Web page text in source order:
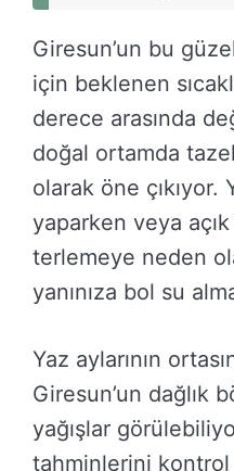
Giresun’un bu
için beklenen
derece arasında
doğal ortamda
olarak öne
yaparken veya
terlemeye neden
yanınıza bol su
Yaz aylarının
Giresun’un dağlık
yağışlar
tahminlerini